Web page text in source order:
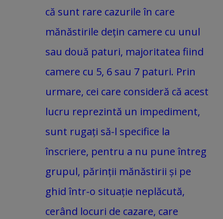
că sunt rare cazurile în care
mănăstirile dețin camere cu unul
sau două paturi, majoritatea fiind
camere cu 5, 6 sau 7 paturi. Prin
urmare, cei care consideră că acest
lucru reprezintă un impediment,
sunt rugați să-l specifice la
înscriere, pentru a nu pune întreg
grupul, părinții mănăstirii și pe
ghid într-o situație neplăcută,
cerând locuri de cazare, care